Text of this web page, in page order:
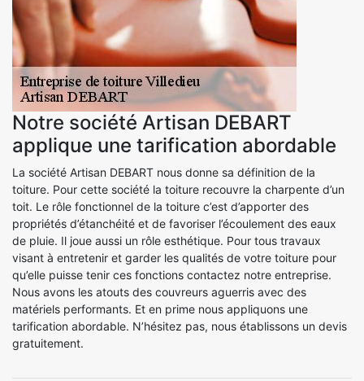
Notre société Artisan DEBART
applique une tarification abordable
La société Artisan DEBART nous donne sa définition de la
toiture. Pour cette société la toiture recouvre la charpente d’un
toit. Le rôle fonctionnel de la toiture c’est d’apporter des
propriétés d’étanchéité et de favoriser l’écoulement des eaux
de pluie. Il joue aussi un rôle esthétique. Pour tous travaux
visant à entretenir et garder les qualités de votre toiture pour
qu’elle puisse tenir ces fonctions contactez notre entreprise.
Nous avons les atouts des couvreurs aguerris avec des
matériels performants. Et en prime nous appliquons une
tarification abordable. N’hésitez pas, nous établissons un devis
gratuitement.